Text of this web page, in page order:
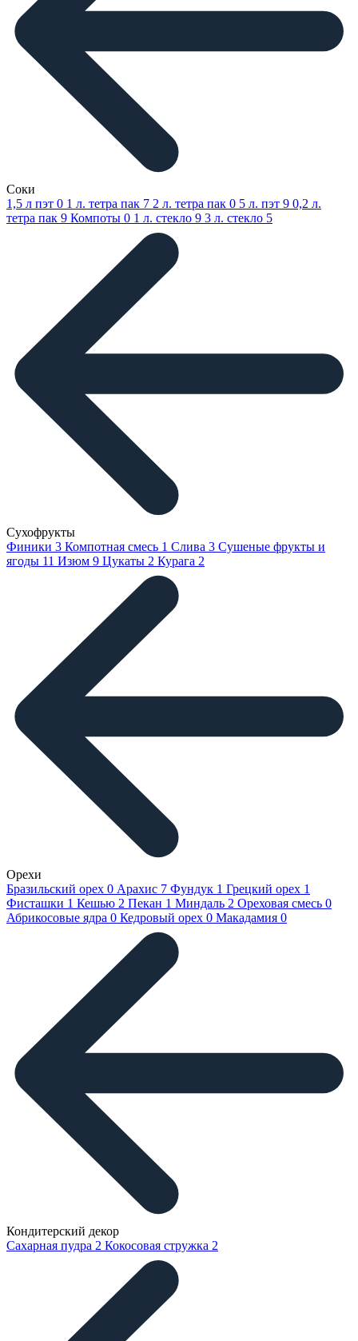
Соки
1,5 л пэт 0 1 л. тетра пак 7 2 л. тетра пак 0 5 л. пэт 9 0,2 л.
тетра пак 9 Компоты 0 1 л. стекло 9 3 л. стекло 5
Сухофрукты
Финики 3 Компотная смесь 1 Слива 3 Сушеные фрукты и
ягоды 11 Изюм 9 Цукаты 2 Курага 2
Орехи
Бразильский орех 0 Арахис 7 Фундук 1 Грецкий орех 1
Фисташки 1 Кешью 2 Пекан 1 Миндаль 2 Ореховая смесь 0
Абрикосовые ядра 0 Кедровый орех 0 Макадамия 0
Кондитерский декор
Сахарная пудра 2 Кокосовая стружка 2